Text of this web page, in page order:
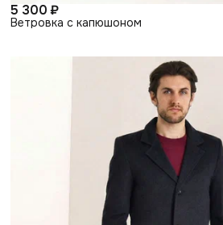
5 300 ₽
Ветровка с капюшоном